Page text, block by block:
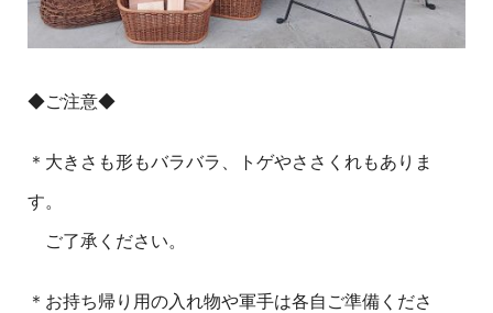
◆ご注意◆
＊大きさも形もバラバラ、トゲやささくれもありま
す。
ご了承ください。
＊お持ち帰り用の入れ物や軍手は各自ご準備くださ